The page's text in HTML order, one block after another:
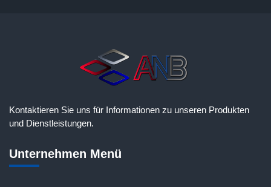
Kontaktieren Sie uns für Informationen zu unseren Produkten
und Dienstleistungen.
Unternehmen Menü